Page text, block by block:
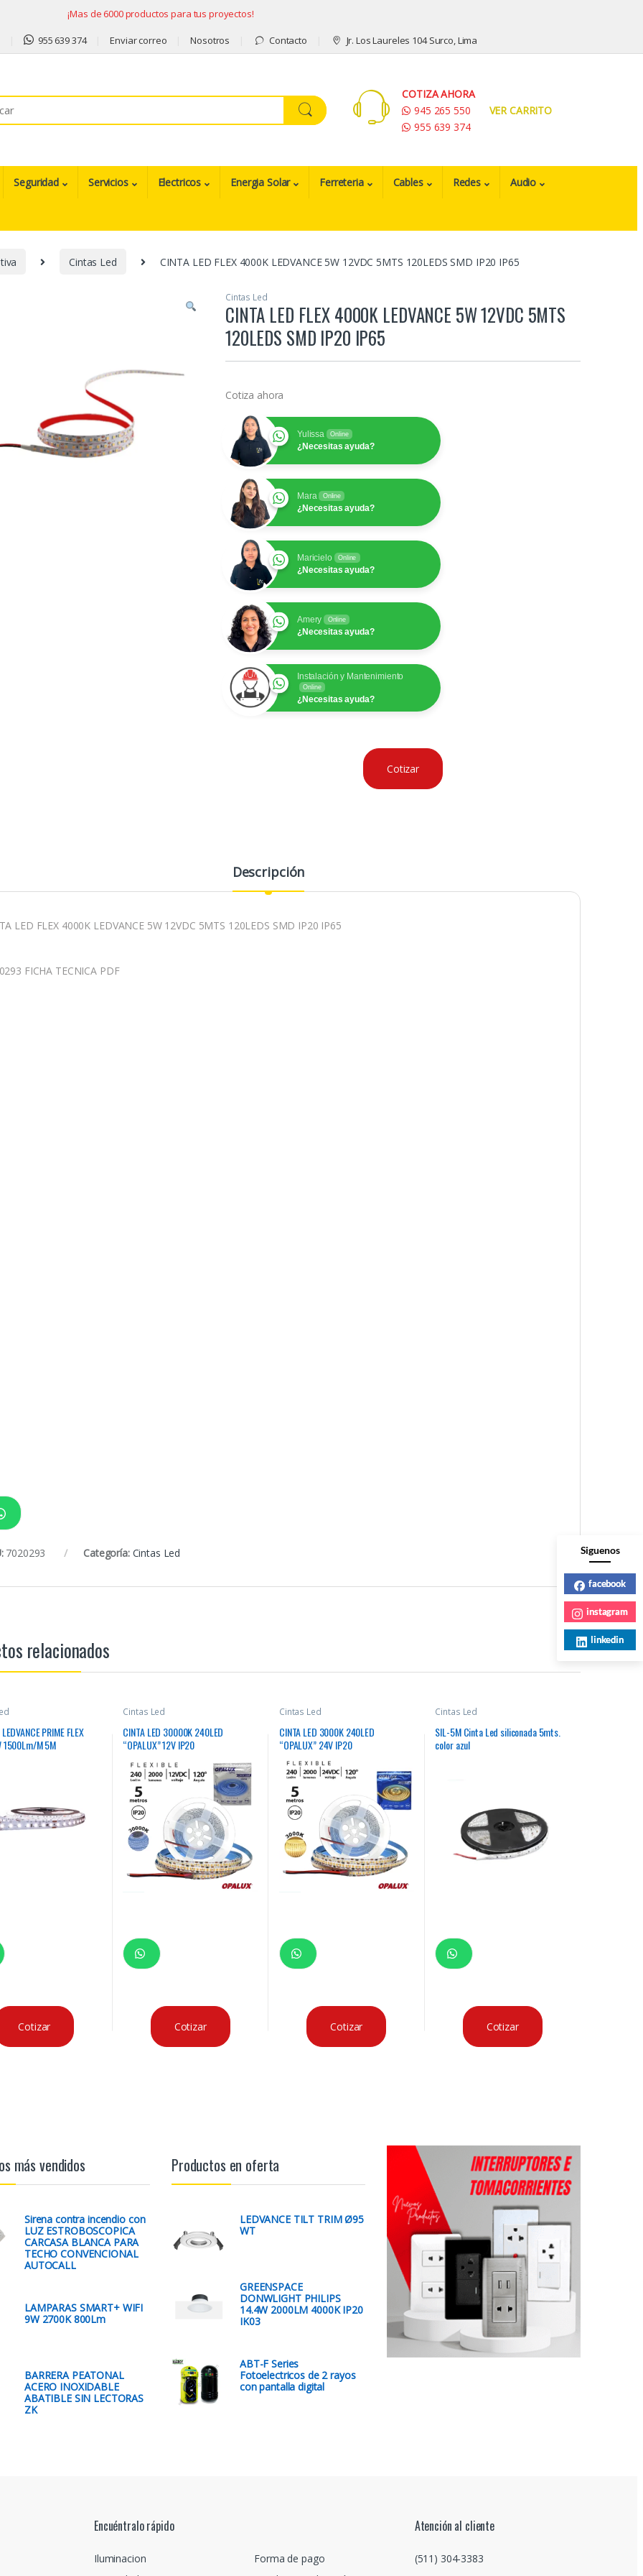
¡Mas de 6000 productos para tus proyectos!
955 639 374 Enviar correo Nosotros Contacto Jr. Los Laureles 104 Surco, Lima
COTIZA AHORA
945 265 550
955 639 374
VER CARRITO
Seguridad Servicios Electricos Energia Solar Ferreteria Cables Redes Audio
Cintas Led CINTA LED FLEX 4000K LEDVANCE 5W 12VDC 5MTS 120LEDS SMD IP20 IP65
Cintas Led
CINTA LED FLEX 4000K LEDVANCE 5W 12VDC 5MTS
120LEDS SMD IP20 IP65
Cotiza ahora
Yulissa Online
¿Necesitas ayuda?
Mara Online
¿Necesitas ayuda?
Maricielo Online
¿Necesitas ayuda?
Amery Online
¿Necesitas ayuda?
Instalación y Mantenimiento
Online
¿Necesitas ayuda?
Cotizar
Descripción
LED FLEX 4000K LEDVANCE 5W 12VDC 5MTS 120LEDS SMD IP20 IP65
FICHA TECNICA PDF
7020293 Categoría: Cintas Led
relacionados
PRIME FLEX
1500Lm/M 5M
Cotizar
Cintas Led
CINTA LED 30000K 240LED
“OPALUX” 12V IP20
Cotizar
Cintas Led
CINTA LED 3000K 240LED
“OPALUX” 24V IP20
Cotizar
Cintas Led
SIL-5M Cinta Led siliconada 5mts.
color azul
Cotizar
más vendidos
Sirena contra incendio con
LUZ ESTROBOSCOPICA
CARCASA BLANCA PARA
TECHO CONVENCIONAL
AUTOCALL
LAMPARAS SMART+ WIFI
9W 2700K 800Lm
BARRERA PEATONAL
ACERO INOXIDABLE
ABATIBLE SIN LECTORAS
ZK
Productos en oferta
LEDVANCE TILT TRIM Ø95
WT
GREENSPACE
DONWLIGHT PHILIPS
14.4W 2000LM 4000K IP20
IK03
ABT-F Series
Fotoelectricos de 2 rayos
con pantalla digital
Encuéntralo rápido
Iluminacion
Forma de pago
Atención al cliente
(511) 304-3383
Siguenos
facebook
instagram
linkedin